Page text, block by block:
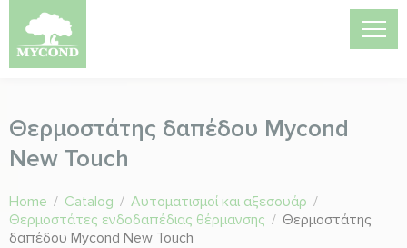
Θερμοστάτης δαπέδου Mycond
New Touch
Home / Catalog / Αυτοματισμοί και αξεσουάρ /
Θερμοστάτες ενδοδαπέδιας θέρμανσης / Θερμοστάτης
δαπέδου Mycond New Touch